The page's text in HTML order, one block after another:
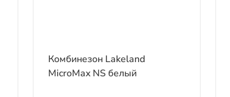
Комбинезон Lakeland
MicroMax NS белый